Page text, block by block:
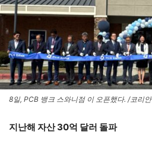
8일, PCB 뱅크 스와니점 이 오픈했다. /코리
지난해 자산 30억 달러 돌파